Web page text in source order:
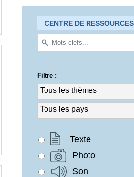
CENTRE DE RESSOURCES
Filtre :
Texte
Photo
Son